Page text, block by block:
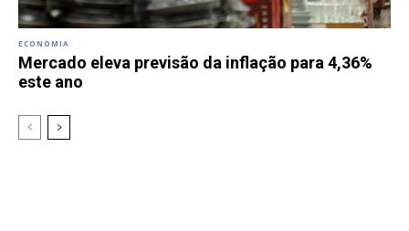
ECONOMIA
Mercado eleva previsão da inflação para 4,36%
este ano